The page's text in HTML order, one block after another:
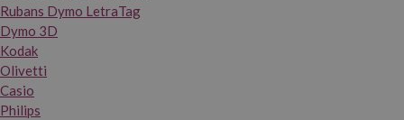
Rubans Dymo LetraTag
Dymo 3D
Kodak
Olivetti
Casio
Philips